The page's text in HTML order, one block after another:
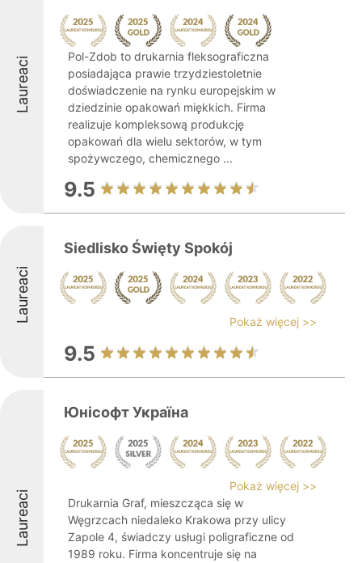
Laureaci
Pol-Zdob to drukarnia fleksograficzna
posiadająca prawie trzydziestoletnie
doświadczenie na rynku europejskim w
dziedzinie opakowań miękkich. Firma
realizuje kompleksową produkcję
opakowań dla wielu sektorów, w tym
spożywczego, chemicznego ...
9.5
Laureaci
Siedlisko Święty Spokój
Pokaż więcej >>
9.5
Laureaci
Юнісофт Україна
Pokaż więcej >>
Drukarnia Graf, mieszcząca się w
Węgrzcach niedaleko Krakowa przy ulicy
Zapole 4, świadczy usługi poligraficzne od
1989 roku. Firma koncentruje się na